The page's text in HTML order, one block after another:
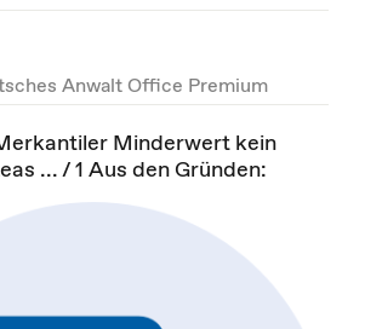
Anwalt Office Premium
Minderwert kein
... / 1 Aus den Gründen: